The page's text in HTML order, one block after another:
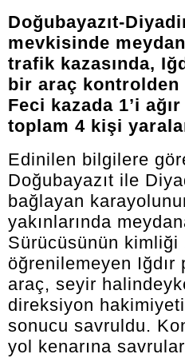
Doğubayazıt-
mevkisinde
trafik kazasında,
bir araç kontrolden
Feci kazada 1’i
toplam 4 kişi
Edinilen bilgilere
Doğubayazıt ile
bağlayan
yakınlarında
Sürücüsünün kimliği
öğrenilemeyen Iğdır
araç, seyir
direksiyon
sonucu savruldu.
yol kenarına